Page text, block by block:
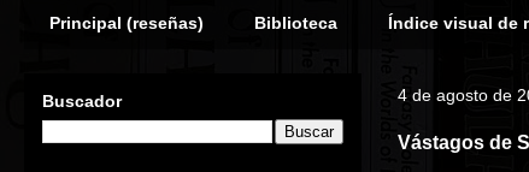
Principal (reseñas) Biblioteca Índice visual de
4 de agosto de
Vástagos de
Buscador